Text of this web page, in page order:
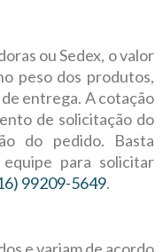
ou Sedex, o valor
peso dos produtos,
entrega. A cotação
de solicitação do
do pedido. Basta
para solicitar
99209-5649.